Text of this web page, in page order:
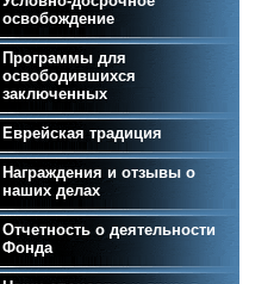
освобождение
Программы для
освободившихся
заключенных
Еврейская традиция
Награждения и отзывы о
наших делах
Отчетность о деятельности
Фонда